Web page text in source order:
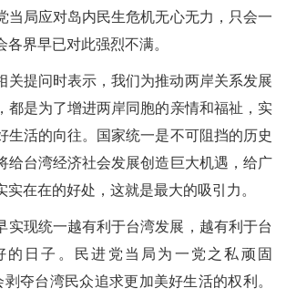
当局应对岛内民生危机无心无力，只会一
各界早已对此强烈不满。
关提问时表示，我们为推动两岸关系发展
都是为了增进两岸同胞的亲情和福祉，实
生活的向往。国家统一是不可阻挡的历史
给台湾经济社会发展创造巨大机遇，给广
实在在的好处，这就是最大的吸引力。
实现统一越有利于台湾发展，越有利于台
的日子。民进党当局为一党之私顽固
剥夺台湾民众追求更加美好生活的权利。